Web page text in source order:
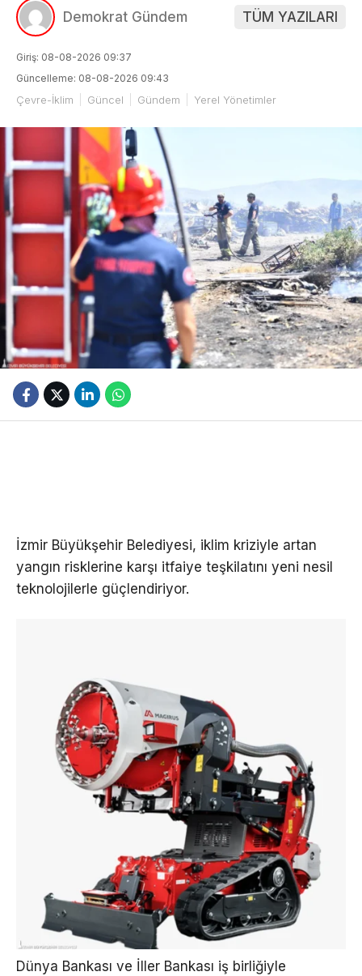
Demokrat Gündem TÜM YAZILARI
Giriş: 08-08-2026 09:37
Güncelleme: 08-08-2026 09:43
Çevre-İklim Güncel Gündem Yerel Yönetimler
İzmir Büyükşehir Belediyesi, iklim kriziyle artan
yangın risklerine karşı itfaiye teşkilatını yeni nesil
teknolojilerle güçlendiriyor.
Dünya Bankası ve İller Bankası iş birliğiyle